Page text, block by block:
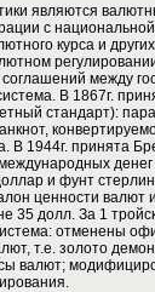
являются
с
курса и
между
В 1867г.
стандарт):
В 1944г. принята
и фунт
ценности валют
35 долл. За 1
отменены
т.е. золото
валют;